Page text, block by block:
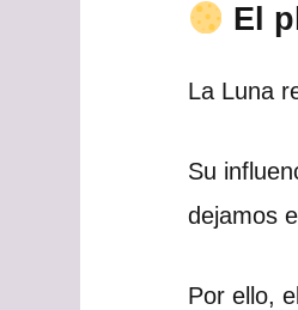
El
La Luna
Su
dejamos
Por ello,